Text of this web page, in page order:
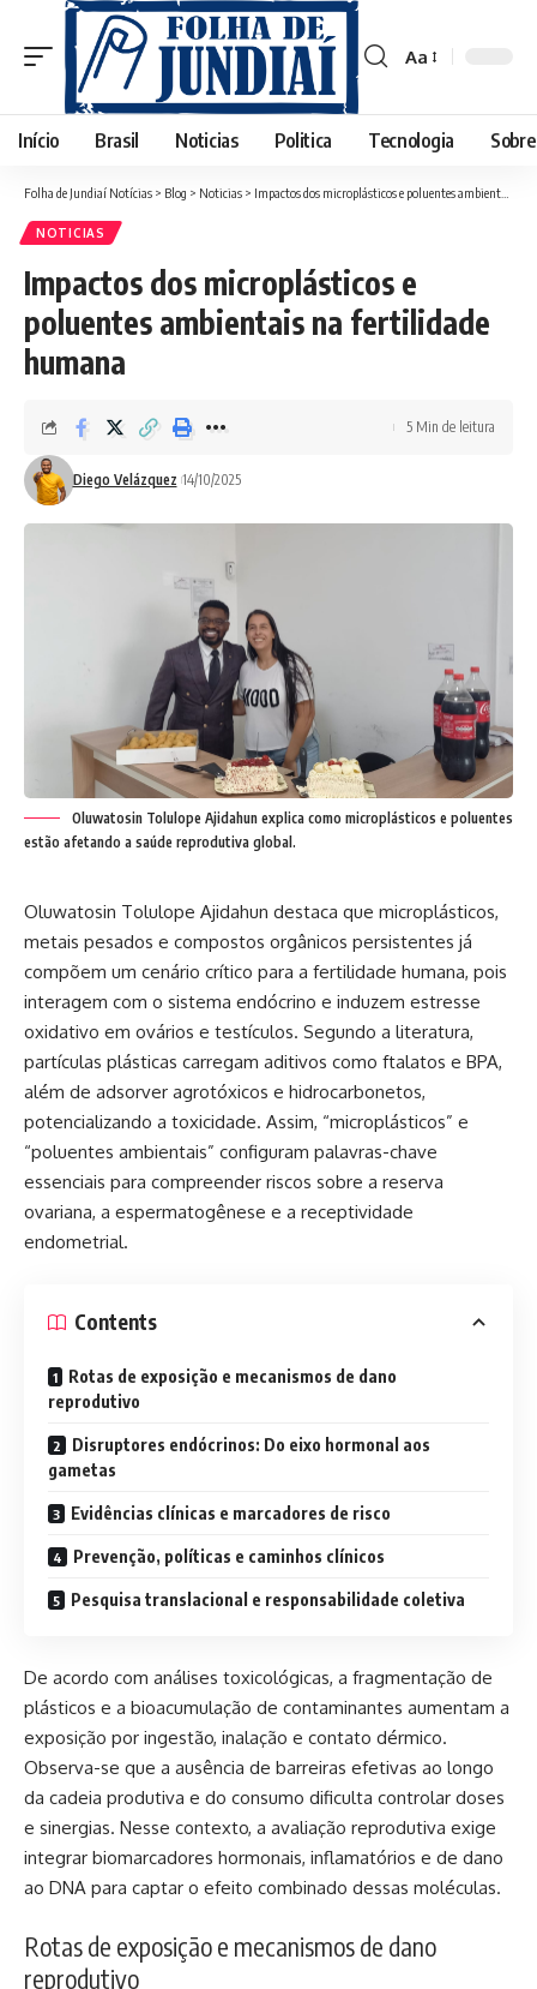
Font
Aa
Início Brasil Noticias Politica Tecnologia
Folha de Jundiaí Notícias > Blog > Noticias > Impactos dos microplásticos e poluentes ambientais na fertilidade humana
NOTICIAS
Impactos dos microplásticos e
poluentes ambientais na fertilidade
humana
Diego Velázquez 14/10/2025
5 Min de leitura
Oluwatosin Tolulope Ajidahun explica como microplásticos e poluentes
estão afetando a saúde reprodutiva global.
Oluwatosin Tolulope Ajidahun destaca que microplásticos,
metais pesados e compostos orgânicos persistentes já
compõem um cenário crítico para a fertilidade humana, pois
interagem com o sistema endócrino e induzem estresse
oxidativo em ovários e testículos. Segundo a literatura,
partículas plásticas carregam aditivos como ftalatos e BPA,
além de adsorver agrotóxicos e hidrocarbonetos,
potencializando a toxicidade. Assim, “microplásticos” e
“poluentes ambientais” configuram palavras-chave
essenciais para compreender riscos sobre a reserva
ovariana, a espermatogênese e a receptividade
endometrial.
Contents
Rotas de exposição e mecanismos de dano
reprodutivo
Disruptores endócrinos: Do eixo hormonal aos
gametas
Evidências clínicas e marcadores de risco
Prevenção, políticas e caminhos clínicos
Pesquisa translacional e responsabilidade coletiva
De acordo com análises toxicológicas, a fragmentação de
plásticos e a bioacumulação de contaminantes aumentam a
exposição por ingestão, inalação e contato dérmico.
Observa-se que a ausência de barreiras efetivas ao longo
da cadeia produtiva e do consumo dificulta controlar doses
e sinergias. Nesse contexto, a avaliação reprodutiva exige
integrar biomarcadores hormonais, inflamatórios e de dano
ao DNA para captar o efeito combinado dessas moléculas.
Rotas de exposição e mecanismos de dano
reprodutivo